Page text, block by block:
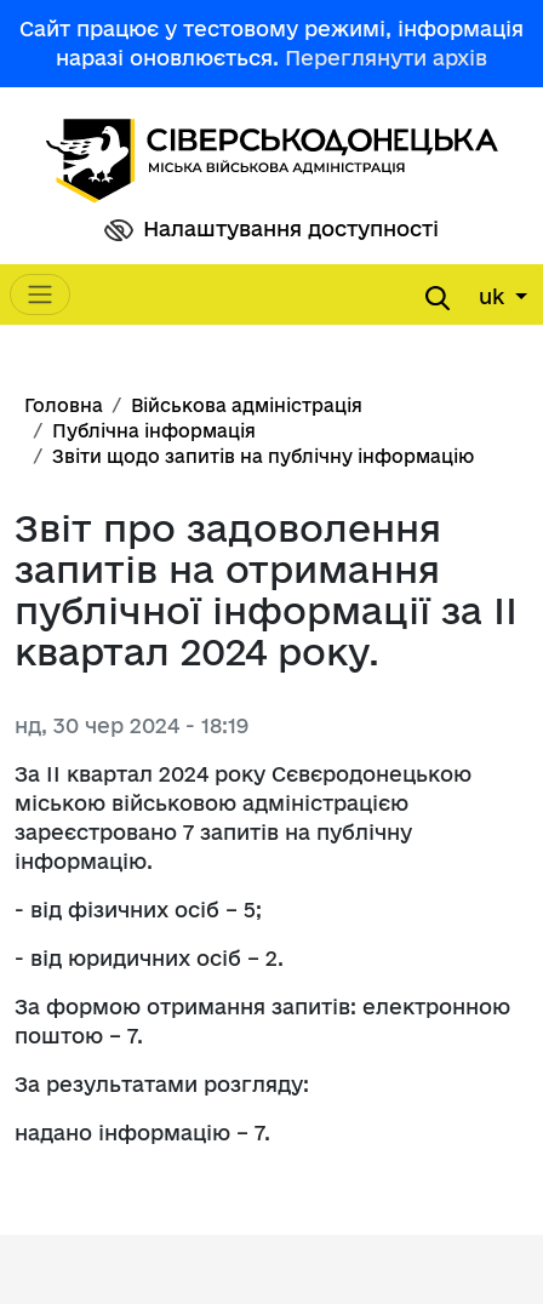
Сайт працює у тестовому режимі, інформація
наразі оновлюється. Переглянути архів
Налаштування доступності
Main navigation uk
Рядок навіґації
Головна
Військова адміністрація
Публічна інформація
Звіти щодо запитів на публічну інформацію
Звіт про задоволення
запитів на отримання
публічної інформації за ІІ
квартал 2024 року.
нд, 30 чер 2024 - 18:19
За ІІ квартал 2024 року Сєвєродонецькою
міською військовою адміністрацією
зареєстровано 7 запитів на публічну
інформацію.
- від фізичних осіб – 5;
- від юридичних осіб – 2.
За формою отримання запитів: електронною
поштою – 7.
За результатами розгляду:
надано інформацію – 7.